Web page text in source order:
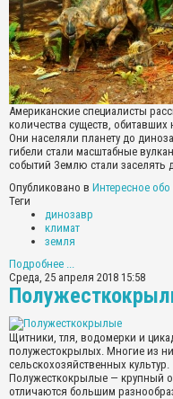
Американские специалисты
количества существ,
Они населяли планету до
гибели стали масштабные
событий Землю стали заселять
Опубликовано в Интересное обо
Теги
динозавр
климат
земля
Подробнее ...
Среда, 25 апреля 2018 15:58
Щитники, тля, водомерки и
полужестокрылых. Многие из
сельскохозяйственных культур.
Полужесткокрылые — крупный
отличаются большим